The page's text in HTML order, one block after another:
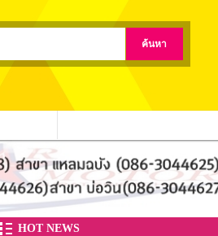
HOT NEWS